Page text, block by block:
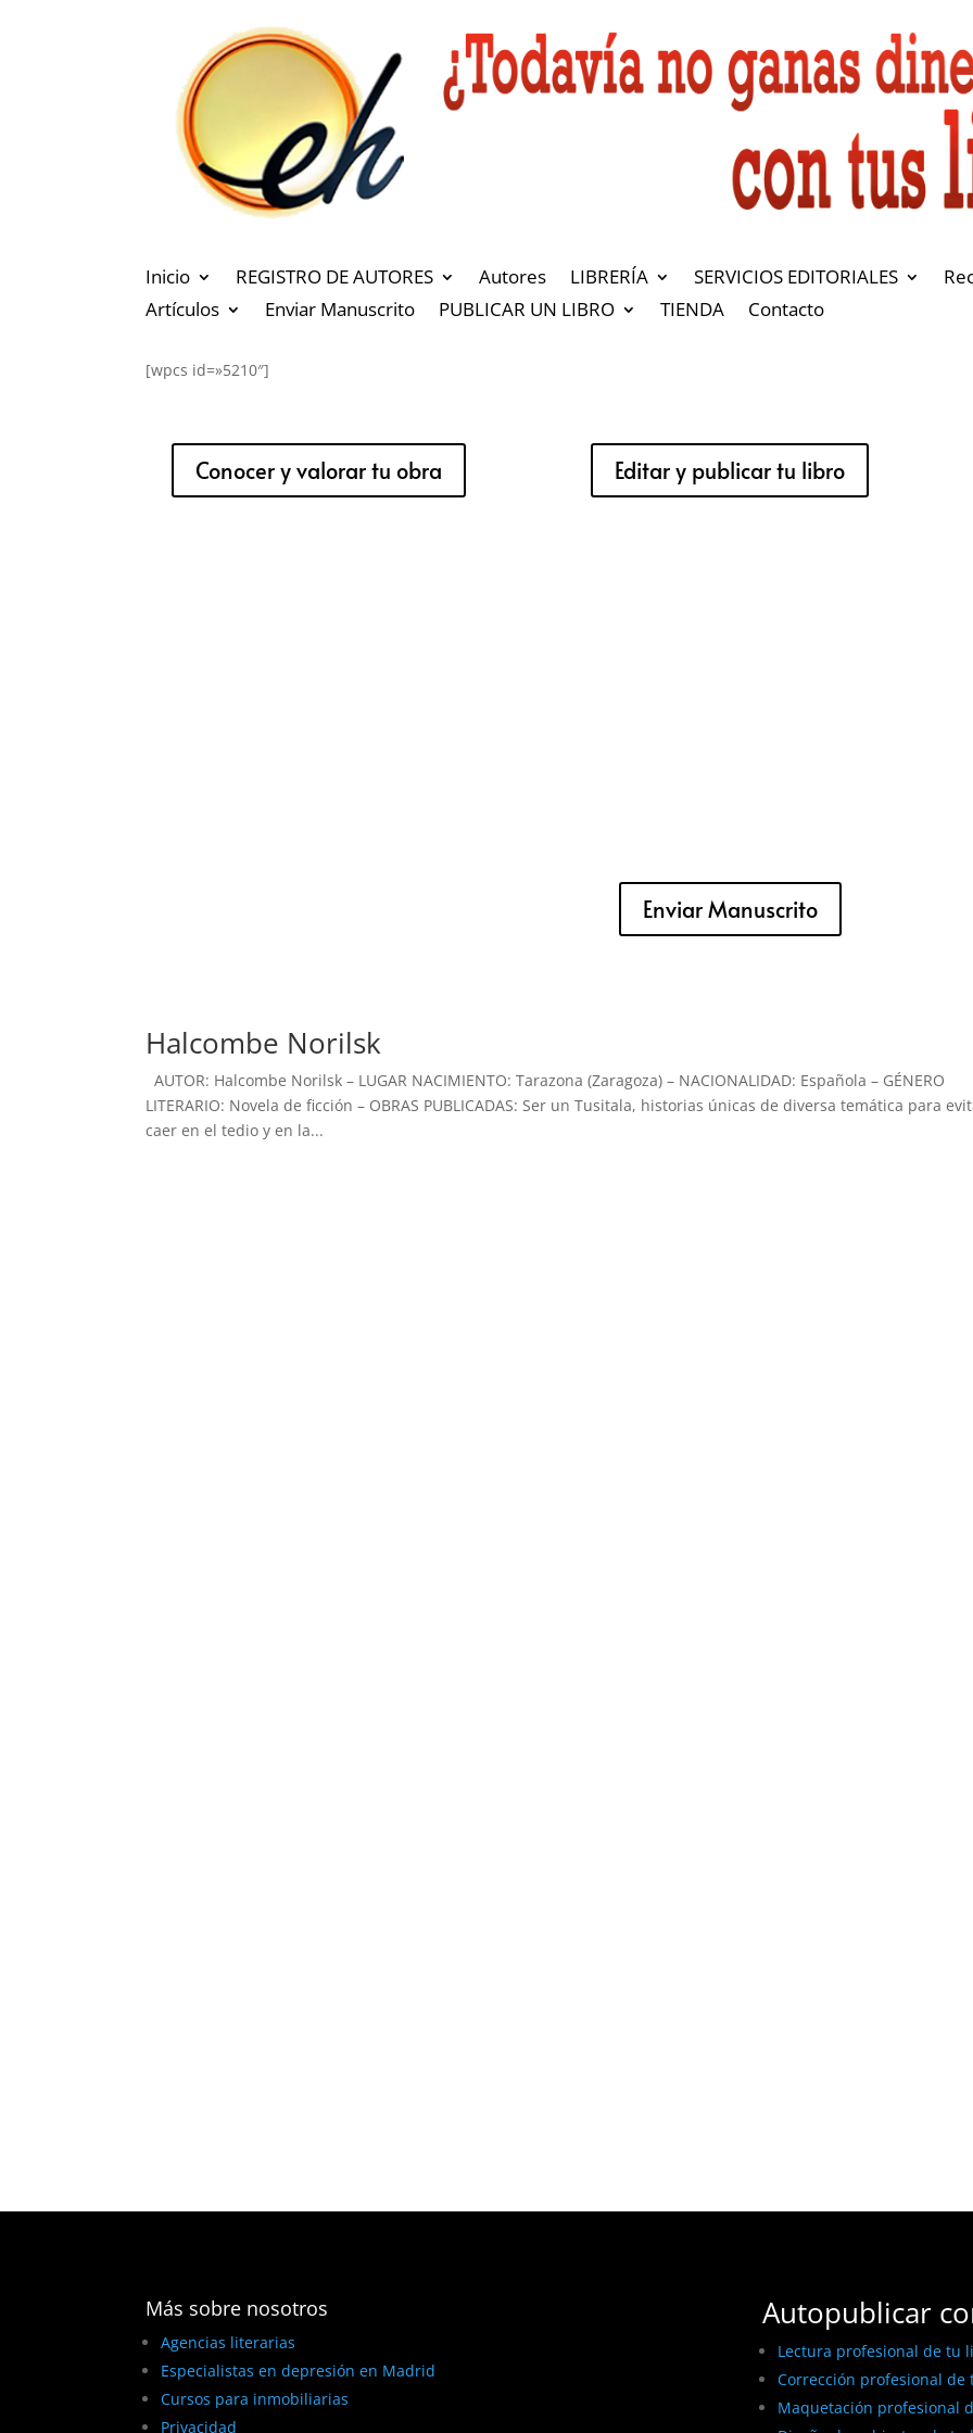
Inicio REGISTRO DE AUTORES Autores LIBRERÍA SERVICIOS EDITORIALES
Artículos
Enviar Manuscrito PUBLICAR UN LIBRO TIENDA Contacto
[wpcs id=»5210″]
Conocer y valorar tu obra Editar y publicar tu libro
Enviar Manuscrito
Halcombe Norilsk
AUTOR: Halcombe Norilsk – LUGAR NACIMIENTO: Tarazona (Zaragoza) – NACIONALIDAD: Española – GÉNERO
LITERARIO: Novela de ficción – OBRAS PUBLICADAS: Ser un Tusitala, historias únicas de diversa temática para
caer en el tedio y en la...
Más sobre nosotros
Agencias literarias
Especialistas en depresión en Madrid
Cursos para inmobiliarias
Privacidad
Autopublicar
Lectura profesional de tu
Corrección profesional de
Maquetación profesional